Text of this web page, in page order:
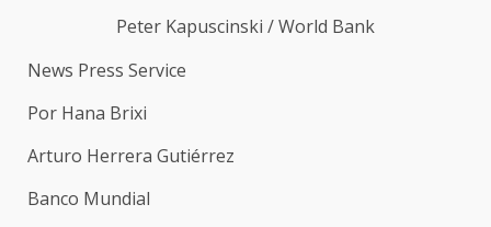
Peter Kapuscinski / World Bank
News Press Service
Por Hana Brixi
Arturo Herrera Gutiérrez
Banco Mundial